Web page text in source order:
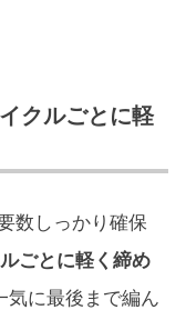
クルごとに軽
数しっかり確保
ごとに軽く締め
気に最後まで編ん